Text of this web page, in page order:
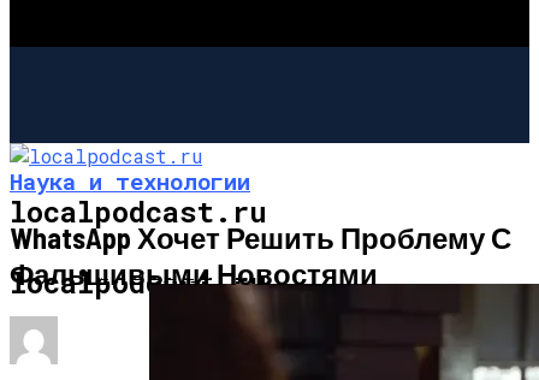
localpodcast.ru
localpodcast.ru
ШОУ-БИЗНЕС
Наука и технологии
WhatsApp Хочет Решить Проблему С
Фальшивыми Новостями